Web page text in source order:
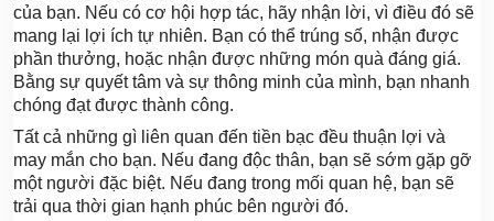
của bạn. Nếu có cơ hội hợp tác, hãy nhận lời, vì điều đó sẽ
mang lại lợi ích tự nhiên. Bạn có thể trúng số, nhận được
phần thưởng, hoặc nhận được những món quà đáng giá.
Bằng sự quyết tâm và sự thông minh của mình, bạn nhanh
chóng đạt được thành công.
Tất cả những gì liên quan đến tiền bạc đều thuận lợi và
may mắn cho bạn. Nếu đang độc thân, bạn sẽ sớm gặp gỡ
một người đặc biệt. Nếu đang trong mối quan hệ, bạn sẽ
trải qua thời gian hạnh phúc bên người đó.